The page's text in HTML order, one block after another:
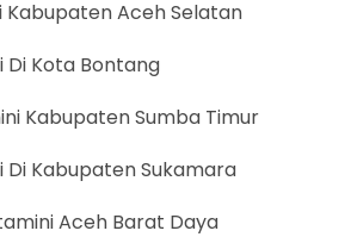
Kabupaten Aceh Selatan
Di Kota Bontang
Kabupaten Sumba Timur
Di Kabupaten Sukamara
Aceh Barat Daya